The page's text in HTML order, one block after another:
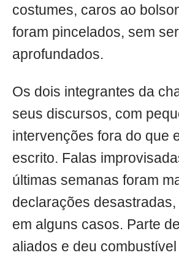
costumes, caros ao
foram pincelados, sem
aprofundados.
Os dois integrantes da
seus discursos, com
intervenções fora do que
escrito. Falas
últimas semanas foram
declarações
em alguns casos. Parte
aliados e deu